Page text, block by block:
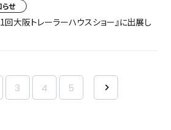
らせ
大阪トレーラーハウスショー』に出展し
3 4 5